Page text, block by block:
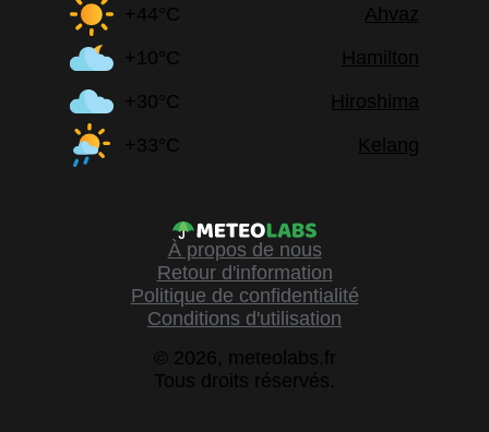
+44°C
Ahvaz
+10°C
Hamilton
+30°C
Hiroshima
+33°C
Kelang
À propos de nous
Retour d'information
Politique de confidentialité
Conditions d'utilisation
© 2026, meteolabs.fr
Tous droits réservés.